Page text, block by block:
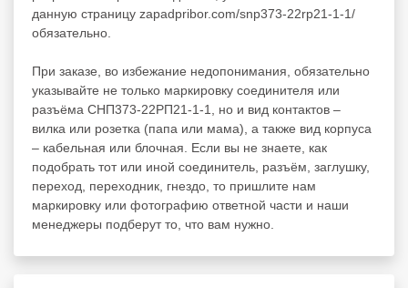
данную страницу zapadpribor.com/snp373-22rp21-1-1/
обязательно.
При заказе, во избежание недопонимания, обязательно
указывайте не только маркировку соединителя или
разъёма СНП373-22РП21-1-1, но и вид контактов –
вилка или розетка (папа или мама), а также вид корпуса
– кабельная или блочная. Если вы не знаете, как
подобрать тот или иной соединитель, разъём, заглушку,
переход, переходник, гнездо, то пришлите нам
маркировку или фотографию ответной части и наши
менеджеры подберут то, что вам нужно.